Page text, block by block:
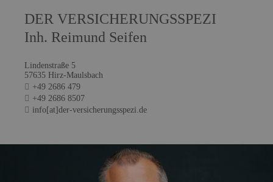
DER VERSICHERUNGSSPEZI
Inh. Reimund Seifen
Lindenstraße 5
57635 Hirz-Maulsbach
+49 2686 479
+49 2686 8507
info[at]der-versicherungsspezi.de